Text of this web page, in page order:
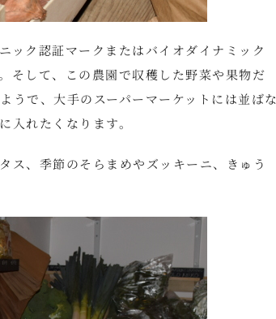
ック認証マークまたはバイオダイナミック
そして、この農園で収穫した野菜や果物だ
うで、大手のスーパーマーケットには並ばな
入れたくなります。
ス、季節のそらまめやズッキーニ、きゅう